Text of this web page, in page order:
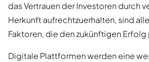
das Vertrauen der Investoren durch
Herkunft aufrechtzuerhalten, sind
Faktoren, die den zukünftigen Erfolg
Digitale Plattformen werden eine